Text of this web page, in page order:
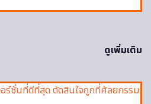
ดูเพิ่มเติม